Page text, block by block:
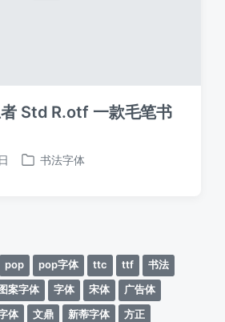
Std R.otf 一款毛笔书
发
书法字体
pop pop字体 ttc ttf
书法
案字体 字体 宋体
广告体
体 文鼎 新蒂字体
方正